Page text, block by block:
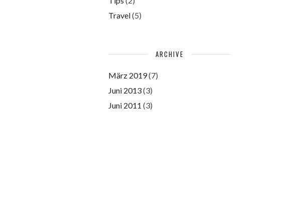
Travel(5)
ARCHIVE
März 2019(7)
Juni 2013(3)
Juni 2011 (3)